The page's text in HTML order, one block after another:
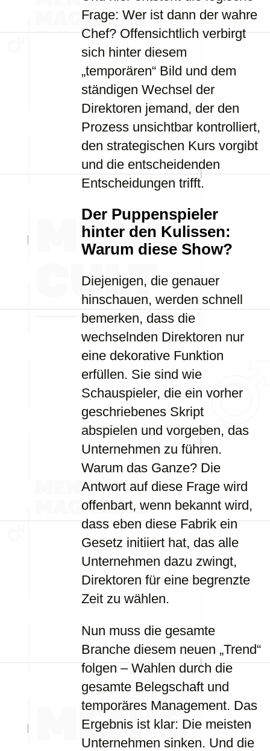
Frage: Wer ist dann der wahre
Chef? Offensichtlich verbirgt
sich hinter diesem
„temporären“ Bild und dem
ständigen Wechsel der
Direktoren jemand, der den
Prozess unsichtbar kontrolliert,
den strategischen Kurs vorgibt
und die entscheidenden
Entscheidungen trifft.
Der Puppenspieler
hinter den Kulissen:
Warum diese Show?
Diejenigen, die genauer
hinschauen, werden schnell
bemerken, dass die
wechselnden Direktoren nur
eine dekorative Funktion
erfüllen. Sie sind wie
Schauspieler, die ein vorher
geschriebenes Skript
abspielen und vorgeben, das
Unternehmen zu führen.
Warum das Ganze? Die
Antwort auf diese Frage wird
offenbart, wenn bekannt wird,
dass eben diese Fabrik ein
Gesetz initiiert hat, das alle
Unternehmen dazu zwingt,
Direktoren für eine begrenzte
Zeit zu wählen.
Nun muss die gesamte
Branche diesem neuen „Trend“
folgen – Wahlen durch die
gesamte Belegschaft und
temporäres Management. Das
Ergebnis ist klar: Die meisten
Unternehmen sinken. Und die